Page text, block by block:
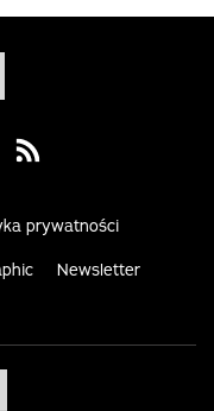
on Youtube
Visit us on Rss
prywatności
Newsletter